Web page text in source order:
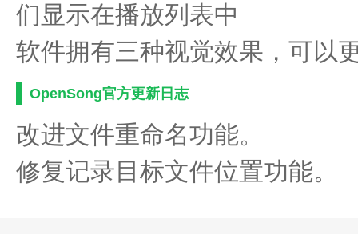
们显示在播放列表中
软件拥有三种视觉效果，可以
OpenSong官方更新日志
改进文件重命名功能。
修复记录目标文件位置功能。